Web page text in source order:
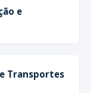
e
Transportes